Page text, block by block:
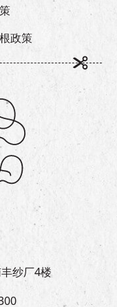
纱厂4楼
政策